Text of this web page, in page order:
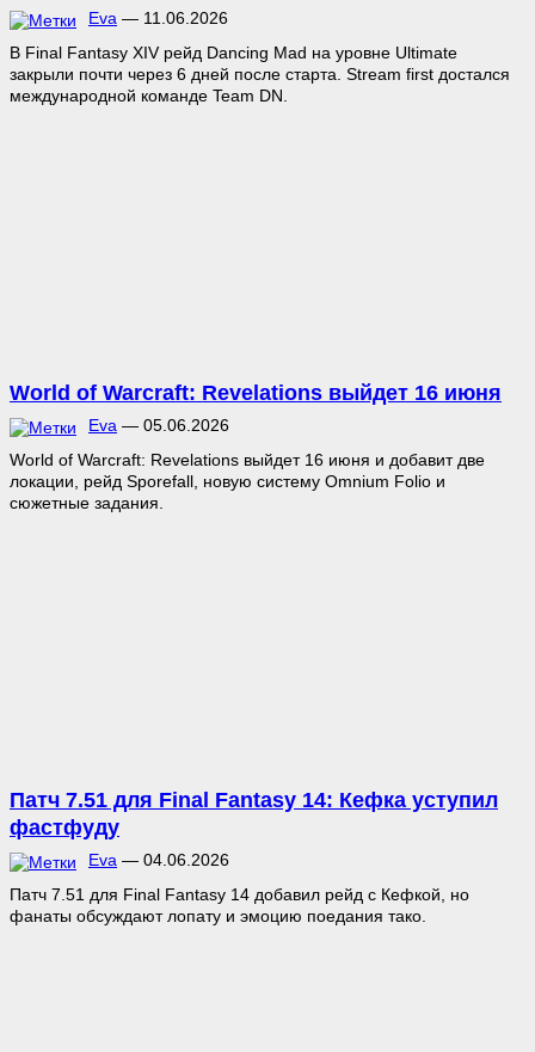
Eva — 11.06.2026
В Final Fantasy XIV рейд Dancing Mad на уровне Ultimate
закрыли почти через 6 дней после старта. Stream first достался
международной команде Team DN.
World of Warcraft: Revelations выйдет 16 июня
Eva — 05.06.2026
World of Warcraft: Revelations выйдет 16 июня и добавит две
локации, рейд Sporefall, новую систему Omnium Folio и
сюжетные задания.
Патч 7.51 для Final Fantasy 14: Кефка уступил
фастфуду
Eva — 04.06.2026
Патч 7.51 для Final Fantasy 14 добавил рейд с Кефкой, но
фанаты обсуждают лопату и эмоцию поедания тако.